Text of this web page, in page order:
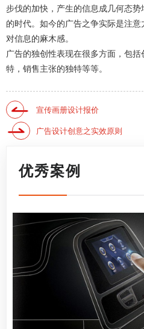
步伐的加快，产生的信息成几何态
的时代。如今的广告之争实际是注
对信息的麻木感。
广告的独创性表现在很多方面，包
特，销售主张的独特等等。
宣传画册设计报价
广告设计创意之实效原则
优秀案例